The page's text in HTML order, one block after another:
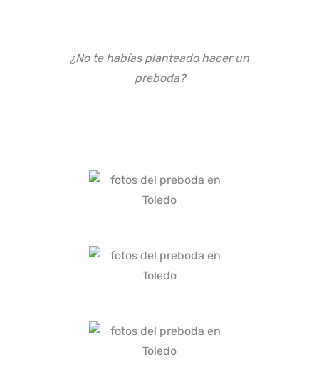
¿No te habías planteado hacer un
preboda?